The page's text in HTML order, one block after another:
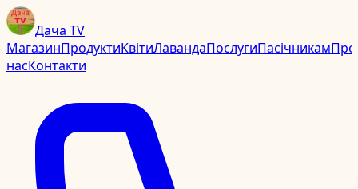
Дача TV
МагазинПродуктиКвітиЛавандаПослугиПасічникамПро
насКонтакти